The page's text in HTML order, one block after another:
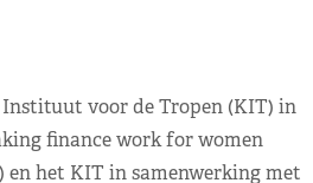
voor de Tropen (KIT) in
finance work for women
en het KIT in samenwerking met